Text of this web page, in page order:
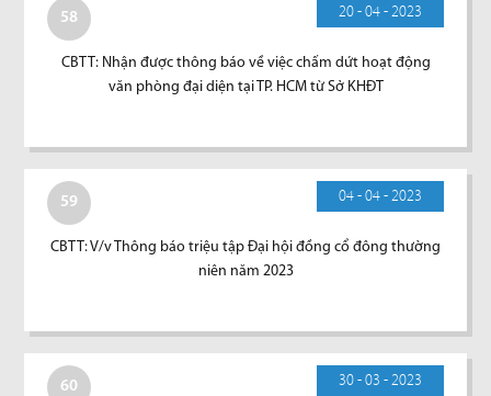
58 20 - 04 - 2023
CBTT: Nhận được thông báo về việc chấm dứt hoạt động
văn phòng đại diện tại TP. HCM từ Sở KHĐT
59 04 - 04 - 2023
CBTT: V/v Thông báo triệu tập Đại hội đồng cổ đông thường
niên năm 2023
60 30 - 03 - 2023